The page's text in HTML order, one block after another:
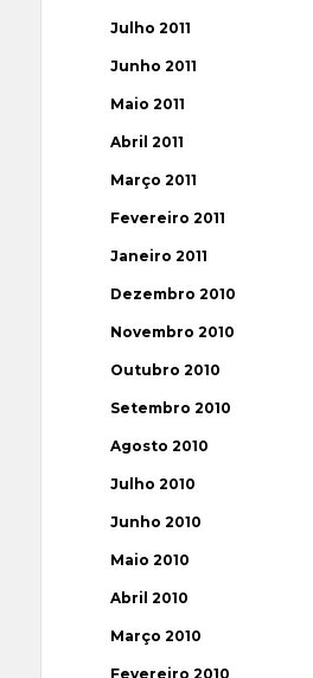
Julho 2011
Junho 2011
Maio 2011
Abril 2011
Março 2011
Fevereiro 2011
Janeiro 2011
Dezembro 2010
Novembro 2010
Outubro 2010
Setembro 2010
Agosto 2010
Julho 2010
Junho 2010
Maio 2010
Abril 2010
Março 2010
Fevereiro 2010